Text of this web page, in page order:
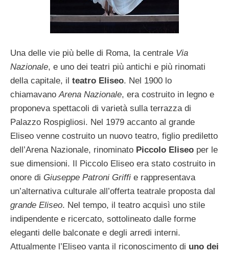
Una delle vie più belle di Roma, la centrale Via
Nazionale, e uno dei teatri più antichi e più rinomati
della capitale, il teatro Eliseo. Nel 1900 lo
chiamavanoArena Nazionale, era costruito in legno e
proponeva spettacoli di varietà sulla terrazza di
Palazzo Rospigliosi. Nel 1979 accanto al grande
Eliseo venne costruito un nuovo teatro, figlio prediletto
dell’Arena Nazionale, rinominato Piccolo Eliseo per le
sue dimensioni. Il Piccolo Eliseo era stato costruito in
onore di Giuseppe Patroni Griffi e rappresentava
un’alternativa culturale all’offerta teatrale proposta dal
grande Eliseo. Nel tempo, il teatro acquisì uno stile
indipendente e ricercato, sottolineato dalle forme
eleganti delle balconate e degli arredi interni.
Attualmente l’Eliseo vanta il riconoscimento di uno dei